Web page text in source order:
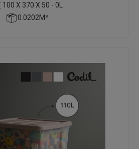
100 X 370 X 50 - 0L
0.0202M³